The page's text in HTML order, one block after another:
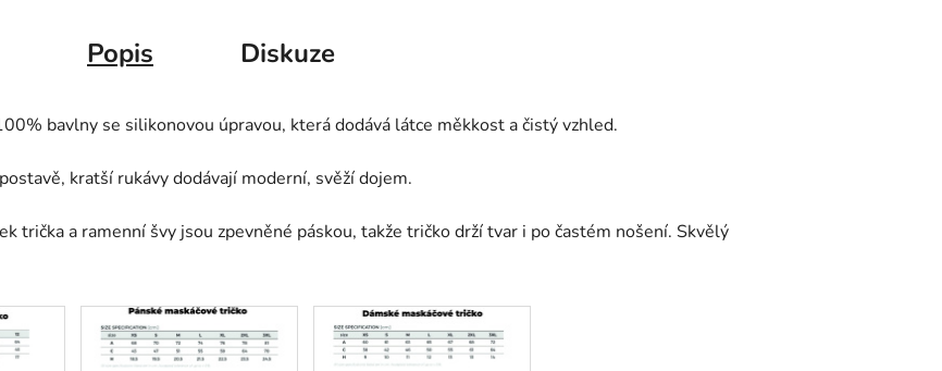
Popis Diskuze
bavlny se silikonovou úpravou, která dodává látce měkkost a čistý vzhled.
kratší rukávy dodávají moderní, svěží dojem.
trička a ramenní švy jsou zpevněné páskou, takže tričko drží tvar i po častém nošení. Skvělý